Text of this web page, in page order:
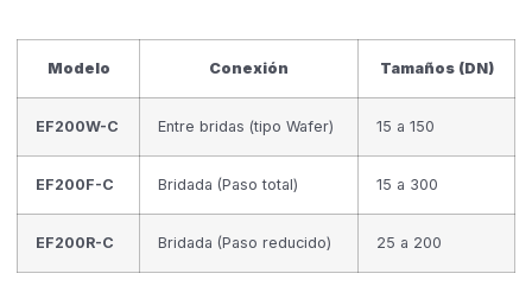
Modelo Conexión Tamaños (DN)
EF200W-C Entre bridas (tipo Wafer) 15 a 150
EF200F-C Bridada (Paso total) 15 a 300
EF200R-C Bridada (Paso reducido) 25 a 200